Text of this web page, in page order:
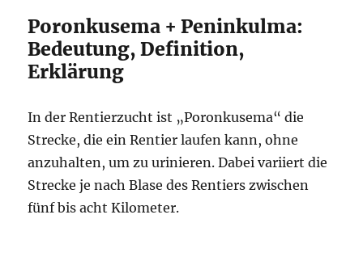
Poronkusema + Peninkulma:
Bedeutung, Definition,
Erklärung
In der Rentierzucht ist „Poronkusema“ die
Strecke, die ein Rentier laufen kann, ohne
anzuhalten, um zu urinieren. Dabei variiert die
Strecke je nach Blase des Rentiers zwischen
fünf bis acht Kilometer.